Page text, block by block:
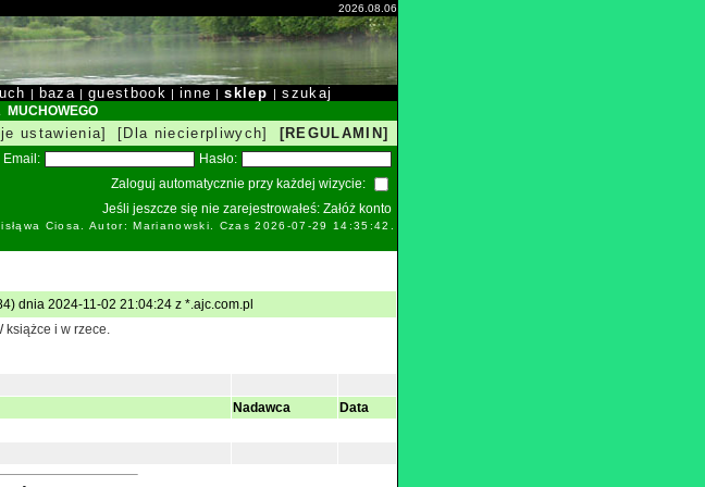
2026.08.06
| baza | guestbook | inne |sklep |szukaj
MUCHOWEGO
ustawienia] [Dla niecierpliwych] [REGULAMIN]
Email:
Hasło:
Zaloguj automatycznie przy każdej wizycie:
Jeśli jeszcze się nie zarejestrowałeś: Załóż konto
Ciosa. Autor: Marianowski. Czas 2026-07-29 14:35:42.
dnia 2024-11-02 21:04:24 z *.ajc.com.pl
książce i w rzece.
Nadawca
Data